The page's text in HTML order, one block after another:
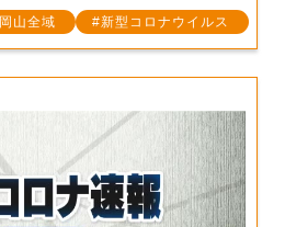
岡山全域 新型コロナウイルス